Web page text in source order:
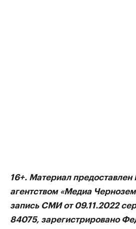
16+. Материал
агентством «Медиа
запись СМИ от 09.11.2022
84075, зарегистрировано